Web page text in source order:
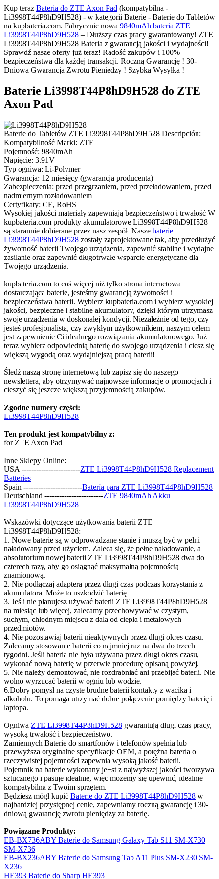
Kup teraz Bateria do ZTE Axon Pad (kompatybilna -
Li3998T44P8hD9H528) - w kategorii Baterie - Baterie do Tabletów
na kupbateria.com. Fabrycznie nowa 9840mAh bateria ZTE
Li3998T44P8hD9H528 – Dłuższy czas pracy gwarantowany! ZTE
Li3998T44P8hD9H528 Bateria z gwarancją jakości i wydajności!
Sprawdź nasze oferty już teraz! Radość zakupów i 100%
bezpieczeństwa dla każdej transakcji. Roczną Gwarancję ! 30-
Dniowa Gwarancja Zwrotu Pieniedzy ! Szybka Wysyłka !
Baterie Li3998T44P8hD9H528 do ZTE
Axon Pad
Baterie do Tabletów ZTE Li3998T44P8hD9H528 Descripción:
Kompatybilność Marki: ZTE
Pojemność: 9840mAh
Napięcie: 3.91V
Typ ogniwa: Li-Polymer
Gwarancja: 12 miesięcy (gwarancja producenta)
Zabezpieczenia: przed przegrzaniem, przed przeładowaniem, przed
nadmiernym rozładowaniem
Certyfikaty: CE, RoHS
Wysokiej jakości materiały zapewniają bezpieczeństwo i trwałość W
kupbateria.com produkty akumulatorowe Li3998T44P8hD9H528
są starannie dobierane przez nasz zespół. Nasze baterie
Li3998T44P8hD9H528 zostały zaprojektowane tak, aby przedłużyć
żywotność baterii Twojego urządzenia, zapewnić stabilne i wydajne
zasilanie oraz zapewnić długotrwałe wsparcie energetyczne dla
Twojego urządzenia.
kupbateria.com to coś więcej niż tylko strona internetowa
dostarczająca baterie, jesteśmy gwarancją żywotności i
bezpieczeństwa baterii. Wybierz kupbateria.com i wybierz wysokiej
jakości, bezpieczne i stabilne akumulatory, dzięki którym utrzymasz
swoje urządzenia w doskonałej kondycji. Niezależnie od tego, czy
jesteś profesjonalistą, czy zwykłym użytkownikiem, naszym celem
jest zapewnienie Ci idealnego rozwiązania akumulatorowego. Już
teraz wybierz odpowiednią baterię do swojego urządzenia i ciesz się
większą wygodą oraz wydajniejszą pracą baterii!
Śledź naszą stronę internetową lub zapisz się do naszego
newslettera, aby otrzymywać najnowsze informacje o promocjach i
cieszyć się jeszcze większą przyjemnością zakupów.
Zgodne numery części:
Li3998T44P8hD9H528
Ten produkt jest kompatybilny z:
for ZTE Axon Pad
Inne Sklepy Online:
USA ------------------------ZTE Li3998T44P8hD9H528 Replacement
Batteries
Spain ------------------------Batería para ZTE Li3998T44P8hD9H528
Deutschland ------------------------ZTE 9840mAh Akku
Li3998T44P8hD9H528
Wskazówki dotyczące użytkowania baterii ZTE
Li3998T44P8hD9H528:
1. Nowe baterie są w odprowadzane stanie i muszą być w pełni
naładowany przed użyciem. Zaleca się, że pełne naładowanie, a
absolutorium nowej baterii ZTE Li3998T44P8hD9H528 dwa do
czterech razy, aby go osiągnąć maksymalną pojemnością
znamionową.
2. Nie podłączaj adaptera przez długi czas podczas korzystania z
akumulatora. Może to uszkodzić baterię.
3. Jeśli nie planujesz używać baterii ZTE Li3998T44P8hD9H528
na miesiąc lub więcej, zalecamy przechowywać w czystym,
suchym, chłodnym miejscu z dala od ciepła i metalowych
przedmiotów.
4. Nie pozostawiaj baterii nieaktywnych przez długi okres czasu.
Zalecamy stosowanie baterii co najmniej raz na dwa do trzech
tygodni. Jeśli bateria nie była używana przez długi okres czasu,
wykonać nową baterię w przerwie procedurę opisaną powyżej.
5. Nie należy demontować, nie rozdrabniać ani przebijać baterii. Nie
wolno wyrzucać baterii w ogniu lub wodzie.
6.Dobry pomysł na czyste brudne baterii kontakty z wacika i
alkoholu. To pomaga utrzymać dobre połączenie pomiędzy baterię i
laptopa.
Ogniwa ZTE Li3998T44P8hD9H528 gwarantują długi czas pracy,
wysoką trwałość i bezpieczeństwo.
Zamiennych Baterie do smartfonów i telefonów spełnia lub
przewyższa oryginalne specyfikacje OEM, a potężna bateria o
rzeczywistej pojemności zapewnia wysoką jakość baterii.
Pojemnik na baterie wykonany je+st z najwyższej jakości tworzywa
sztucznego i pasuje idealnie, więc możemy się upewnić, idealnie
kompatybilna z Twoim sprzętem.
Będziesz mógł kupić Baterie do ZTE Li3998T44P8hD9H528 w
najbardziej przystępnej cenie, zapewniamy roczną gwarancję i 30-
dniową gwarancję zwrotu pieniędzy za baterię.
Powiązane Produkty:
EB-BX736ABY Baterie do Samsung Galaxy Tab S11 SM-X730
SM-X736
EB-BX236ABY Baterie do Samsung Tab A11 Plus SM-X230 SM-
X236
HE393 Baterie do Sharp HE393